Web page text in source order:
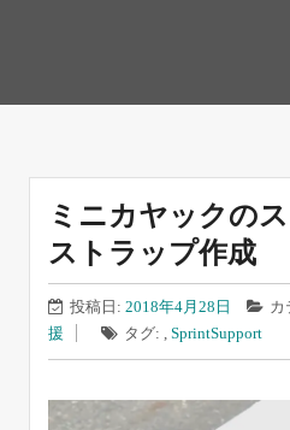
ミニカヤックの
ストラップ作成
投稿日: 2018年4月28日 カ
援
タグ: , SprintSupport